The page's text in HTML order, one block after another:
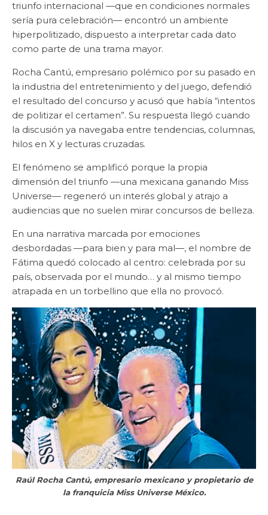
triunfo internacional —que en condiciones normales
sería pura celebración— encontró un ambiente
hiperpolitizado, dispuesto a interpretar cada dato
como parte de una trama mayor.
Rocha Cantú, empresario polémico por su pasado en
la industria del entretenimiento y del juego, defendió
el resultado del concurso y acusó que había “intentos
de politizar el certamen”. Su respuesta llegó cuando
la discusión ya navegaba entre tendencias, columnas,
hilos en X y lecturas cruzadas.
El fenómeno se amplificó porque la propia
dimensión del triunfo —una mexicana ganando Miss
Universe— regeneró un interés global y atrajo a
audiencias que no suelen mirar concursos de belleza.
En una narrativa marcada por emociones
desbordadas —para bien y para mal—, el nombre de
Fátima quedó colocado al centro: celebrada por su
país, observada por el mundo… y al mismo tiempo
atrapada en un torbellino que ella no provocó.
Raúl Rocha Cantú, empresario mexicano y propietario de
la franquicia Miss Universe México.